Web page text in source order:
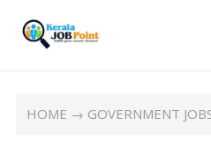
HOME → GOVERNMENT